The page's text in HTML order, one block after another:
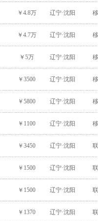
￥4.8万 辽宁·沈阳
￥4.7万 辽宁·沈阳
￥5万 辽宁·沈阳
￥3500 辽宁·沈阳
￥5800 辽宁·沈阳
￥1100 辽宁·沈阳
￥3450 辽宁·沈阳
￥1500 辽宁·沈阳
￥1500 辽宁·沈阳
￥1370 辽宁·沈阳